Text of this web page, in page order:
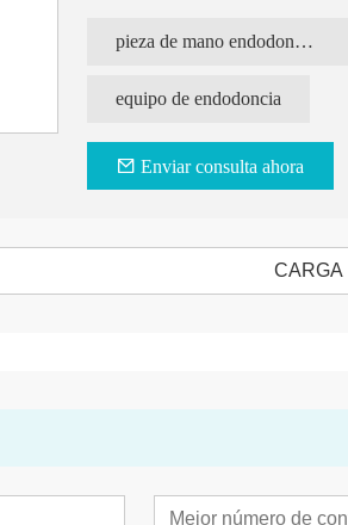
Se pueden elegir tres cabezales
movimiento arriba y abajo de
pieza de mano endodoncia dental
equipo de endodoncia
Enviar consulta ahora
CARGA